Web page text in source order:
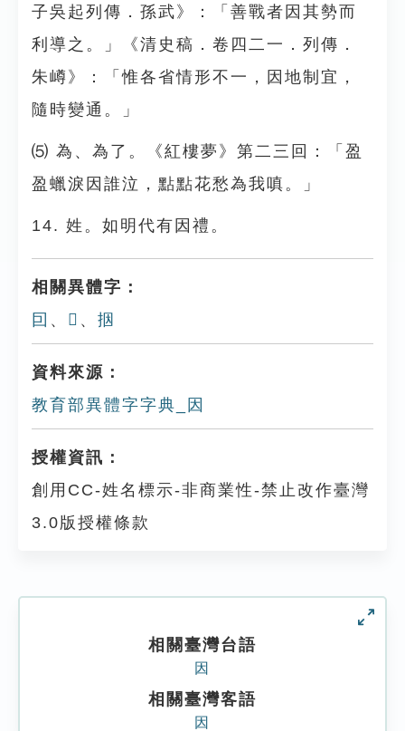
子吳起列傳．孫武》：「善戰者因其勢而
利導之。」《清史稿．卷四二一．列傳．
朱嶟》：「惟各省情形不一，因地制宜，
隨時變通。」
⑸ 為、為了。《紅樓夢》第二三回：「盈
盈蠟淚因誰泣，點點花愁為我嗔。」
14. 姓。如明代有因禮。
相關異體字：
囙 、 𤇀 、 㧢
資料來源：
教育部異體字字典_因
授權資訊：
創用CC-姓名標示-非商業性-禁止改作臺灣
3.0版授權條款
相關臺灣台語
因
相關臺灣客語
因